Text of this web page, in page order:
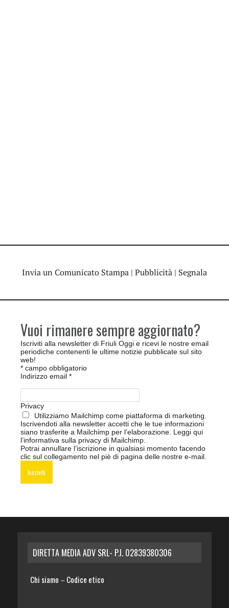
Invia un Comunicato Stampa | Pubblicità | Segnala
Vuoi rimanere sempre aggiornato?
Iscriviti alla newsletter di Friuli Oggi e ricevi le nostre email
periodiche contenenti le ultime notizie pubblicate sul sito
web!
* campo obbligatorio
Indirizzo email *
Privacy
Utilizziamo Mailchimp come piattaforma di marketing.
Iscrivendoti alla newsletter accetti che le tue informazioni
siano trasferite a Mailchimp per l’elaborazione. Leggi qui
l’informativa sulla privacy di Mailchimp
Potrai annullare l’iscrizione in qualsiasi momento facendo
clic sul collegamento nel piè di pagina delle nostre e-mail.
DIRETTA MEDIA ADV SRL- P.I. 02839380306
Chi siamo – Codice etico